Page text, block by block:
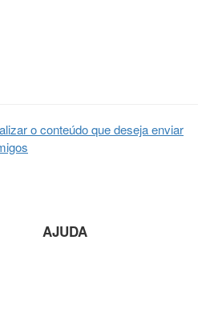
o conteúdo que deseja enviar
AJUDA